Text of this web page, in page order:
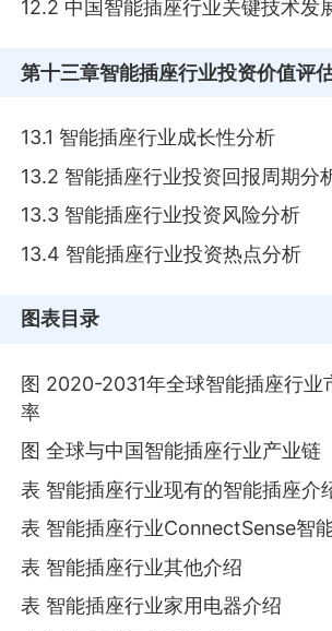
12.2 中国智能插座行业关键技术发
第十三章智能插座行业投资价值评
13.1 智能插座行业成长性分析
13.2 智能插座行业投资回报周期分
13.3 智能插座行业投资风险分析
13.4 智能插座行业投资热点分析
图表目录
图 2020-2031年全球智能插座行业
率
图 全球与中国智能插座行业产业链
表 智能插座行业现有的智能插座介
表 智能插座行业ConnectSense智
表 智能插座行业其他介绍
表 智能插座行业家用电器介绍